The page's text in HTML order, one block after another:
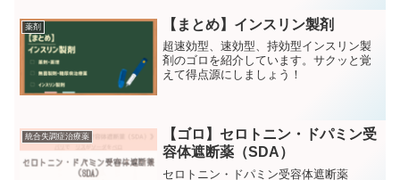
薬剤 【まとめ】インスリン製剤
超速効型、速効型、持効型インスリン製
剤のゴロを紹介しています。サクッと覚
えて得点源にしましょう！
統合失調症治療薬
【ゴロ】セロトニン・ドパミン受
容体遮断薬（SDA）
セロトニン・ドパミン受容体遮断薬